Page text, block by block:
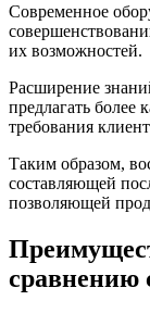
Современное
их возможностей.
Расширение
предлагать более
требования
Таким образом,
составляющей
позволяющей
сравнению